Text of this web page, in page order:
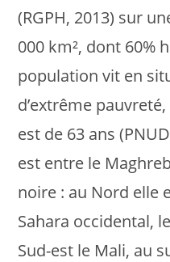
(RGPH, 2013) sur
000 km², dont 60%
population vit en
d’extrême
est de 63 ans
est entre le
noire : au Nord elle
Sahara occidental,
Sud-est le Mali, au